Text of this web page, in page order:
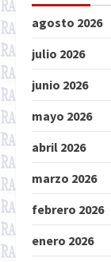
agosto 2026
julio 2026
junio 2026
mayo 2026
abril 2026
marzo 2026
febrero 2026
enero 2026